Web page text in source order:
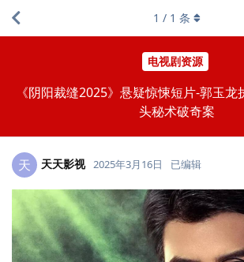
电视剧资源
《阴阳裁缝2025》悬疑惊悚短片-郭玉
头秘术破奇案
1 / 1 条
天 天天影视 2025年3月16日 已编辑